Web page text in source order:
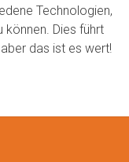
Technologien,
können. Dies führt
das ist es wert!